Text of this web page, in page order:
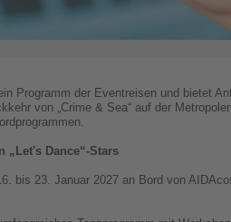
Programm der Eventreisen und bietet
von „Crime & Sea“ auf der
„Let's Dance“-Stars
bis 23. Januar 2027 an Bord von